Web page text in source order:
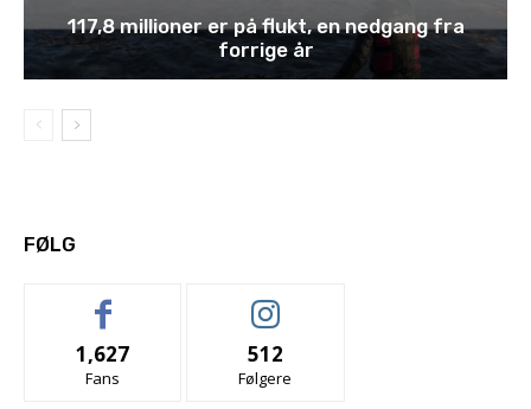
117,8 millioner er på flukt, en nedgang fra
forrige år
FØLG
1,627
Fans
512
Følgere